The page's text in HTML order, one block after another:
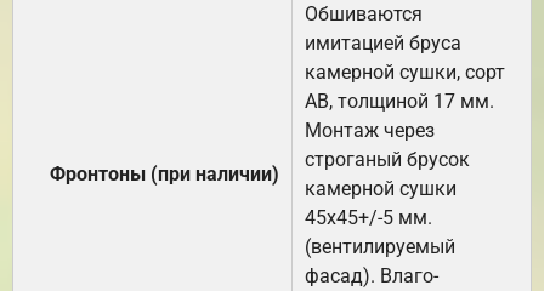
Фронтоны (при наличии)
Обшиваются
имитацией бруса
камерной сушки, сорт
АВ, толщиной 17 мм.
Монтаж через
строганый брусок
камерной сушки
45х45+/-5 мм.
(вентилируемый
фасад). Влаго-